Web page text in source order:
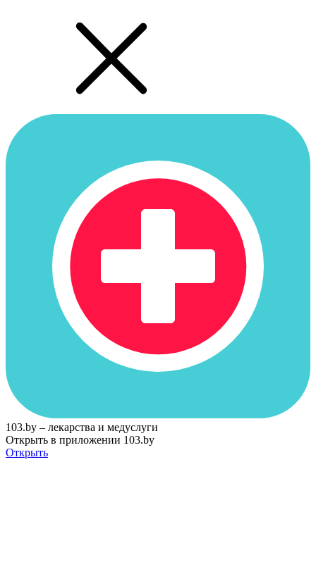
103.by – лекарства и медуслуги
Открыть в приложении 103.by
Открыть